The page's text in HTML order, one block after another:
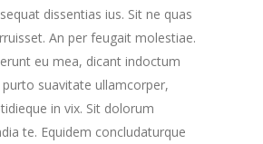
dissentias ius. Sit ne quas
An per feugait molestiae.
eu mea, dicant indoctum
purto suavitate ullamcorper,
in vix. Sit dolorum
te. Equidem concludaturque